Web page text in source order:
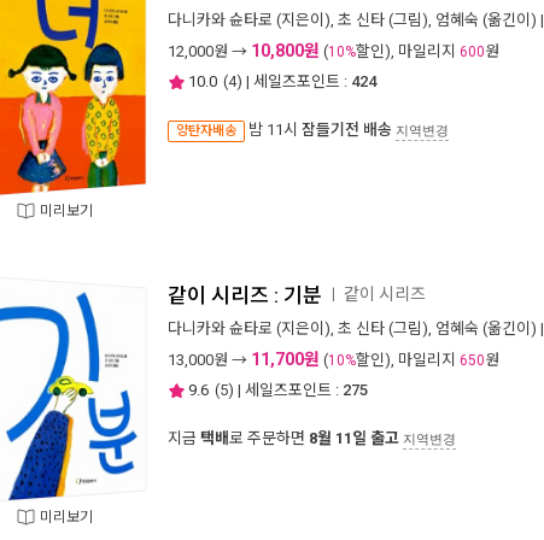
미리보기
다니카와 슌타로 (지은이), 초 신타 (그림), 엄혜숙 (옮긴이) |
12,000원 → 10,800원 (10%할인), 마일리지 600원
10.0 (4) | 세일즈포인트 : 424
양탄자배송 밤 11시 잠들기전 배송 지역변경
미리보기
같이 시리즈 : 기분 같이 시리즈
다니카와 슌타로 (지은이), 초 신타 (그림), 엄혜숙 (옮긴이) |
13,000원 → 11,700원 (10%할인), 마일리지 650원
9.6 (5) | 세일즈포인트 : 275
지금 택배로 주문하면 8월 11일 출고 지역변경